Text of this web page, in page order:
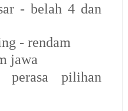
- belah 4 dan
- rendam
jawa
pilihan